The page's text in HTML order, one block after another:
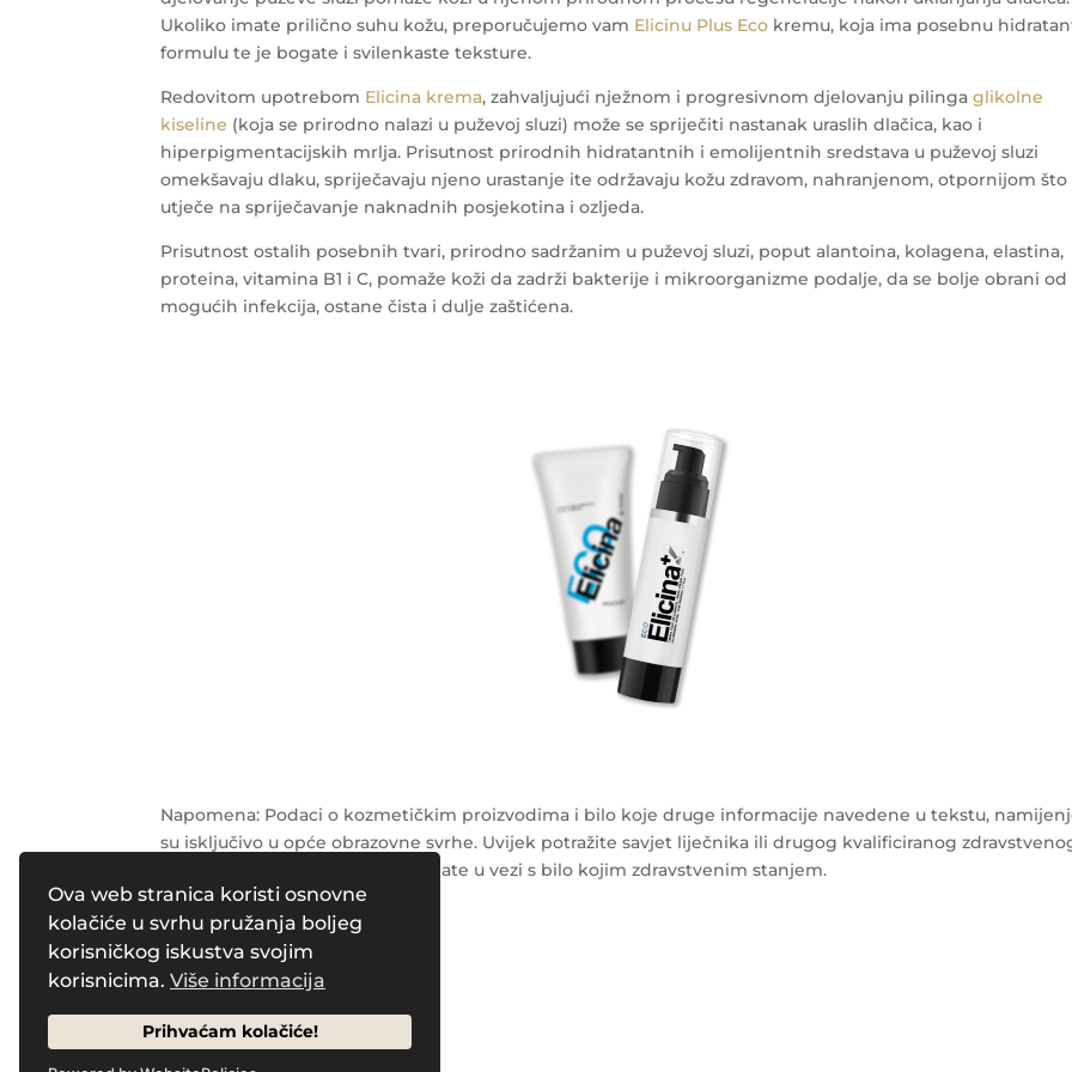
Ova web stranica koristi osnovne
kolačiće u svrhu pružanja boljeg
korisničkog iskustva svojim
korisnicima. Više informacija
Prihvaćam kolačiće!
Ukoliko imate prilično suhu kožu, preporučujemo vam Elicinu Plus Eco kremu, koja ima posebnu
formulu te je bogate i svilenkaste teksture.
Redovitom upotrebom Elicina krema, zahvaljujući nježnom i progresivnom djelovanju pilingaglikolne
kiseline (koja se prirodno nalazi u puževoj sluzi) može se spriječiti nastanak uraslih dlačica, kao i
hiperpigmentacijskih mrlja. Prisutnost prirodnih hidratantnih i emolijentnih sredstava u puževoj sluzi
omekšavaju dlaku, spriječavaju njeno urastanje ite održavaju kožu zdravom, nahranjenom, otpornijom što
utječe na spriječavanje naknadnih posjekotina i ozljeda.
Prisutnost ostalih posebnih tvari, prirodno sadržanim u puževoj sluzi, poput alantoina, kolagena, elastina,
proteina, vitamina B1 i C, pomaže koži da zadrži bakterije i mikroorganizme podalje, da se bolje obrani od
mogućih infekcija, ostane čista i dulje zaštićena.
Napomena: Podaci o kozmetičkim proizvodima i bilo koje druge informacije navedene u tekstu,
su isključivo u opće obrazovne svrhe. Uvijek potražite savjet liječnika ili drugog kvalificiranog
radnika o svim pitanjima koja imate u vezi s bilo kojim zdravstvenim stanjem.
Powered byPleasure Magazines